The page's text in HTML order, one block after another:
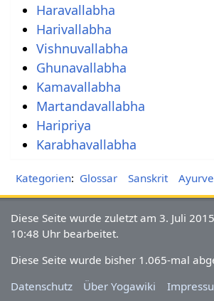
Haravallabha
Harivallabha
Vishnuvallabha
Ghunavallabha
Kamavallabha
Martandavallabha
Haripriya
Karabhavallabha
Kategorien: Glossar Sanskrit
Diese Seite wurde zuletzt am 3. Juli
10:48 Uhr bearbeitet.
Diese Seite wurde bisher 1.065-mal
Datenschutz
Über Yogawiki